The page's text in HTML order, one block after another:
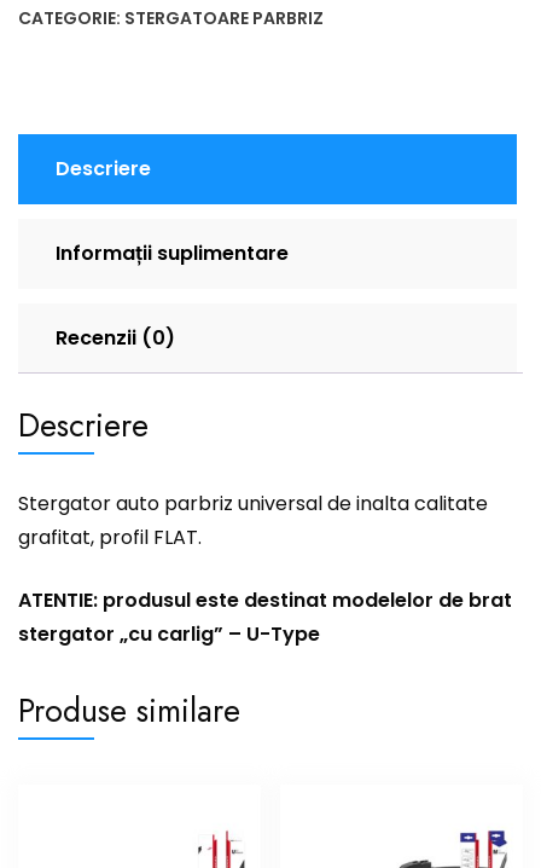
CATEGORIE: STERGATOARE PARBRIZ
Descriere
Informații suplimentare
Recenzii (0)
Descriere
Stergator auto parbriz universal de inalta calitate
grafitat, profil FLAT.
ATENTIE: produsul este destinat modelelor de brat
stergator „cu carlig” – U-Type
Produse similare